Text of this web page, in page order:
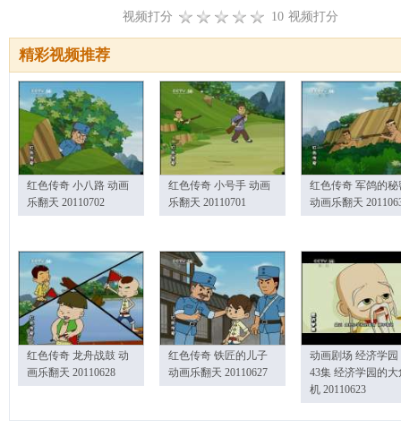
视频打分 10 视频打分
精彩视频推荐
红色传奇 小八路 动画
乐翻天 20110702
红色传奇 小号手 动画
乐翻天 20110701
红色传奇 军鸽的秘
动画乐翻天
红色传奇 龙舟战鼓 动
画乐翻天 20110628
红色传奇 铁匠的儿子
动画乐翻天 20110627
动画剧场 经济学园
43集 经济学园的大
机 20110623